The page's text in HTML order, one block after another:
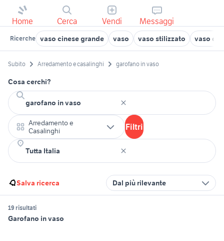
Home Cerca Vendi Messaggi
Ricerche vaso cinese grande vaso vaso stilizzato vaso di
Subito Arredamento e casalinghi garofano in vaso
Cosa cerchi?
Arredamento e
Casalinghi
Filtri
Salva ricerca Dal più rilevante
19 risultati
Garofano in vaso